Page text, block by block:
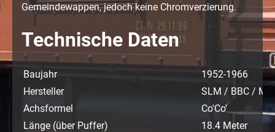
Gemeindewappen, jedoch keine Chromverzierung.
Technische Daten
Baujahr
1952-1966
Hersteller
SLM / BBC /
Achsformel
Co'Co'
Länge (über Puffer)
18.4 Meter